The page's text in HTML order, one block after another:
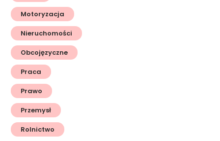
Motoryzacja
Nieruchomości
Obcojęzyczne
Praca
Prawo
Przemysł
Rolnictwo